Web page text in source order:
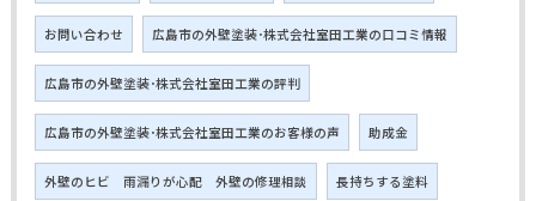
お問い合わせ 広島市の外壁塗装･株式会社室田工業の口コミ情報
広島市の外壁塗装･株式会社室田工業の評判
広島市の外壁塗装･株式会社室田工業のお客様の声 助成金
外壁のヒビ 雨漏りが心配 外壁の修理相談 長持ちする塗料